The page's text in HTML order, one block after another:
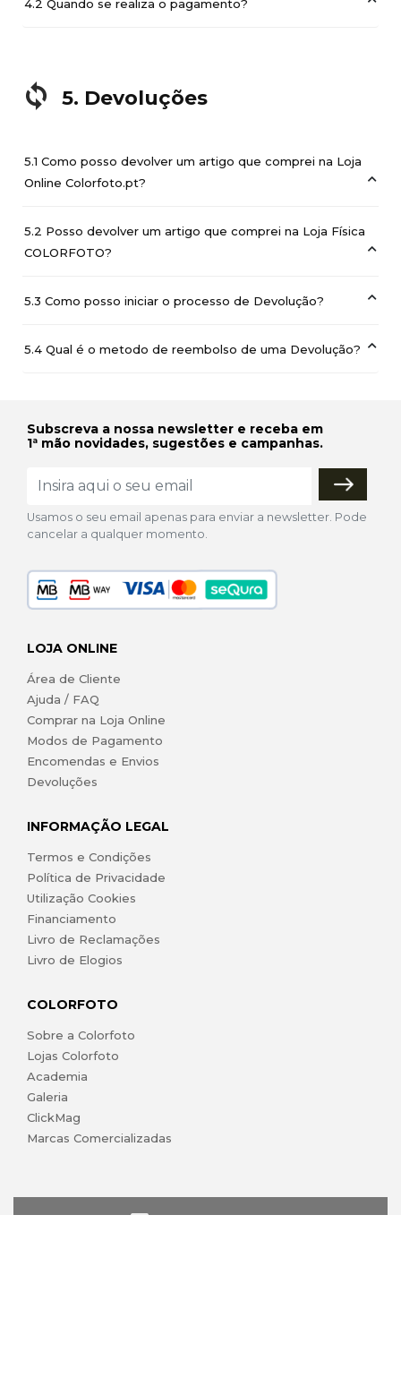
4.2 Quando se realiza o pagamento?
5. Devoluções
5.1 Como posso devolver um artigo que comprei na Loja
Online Colorfoto.pt?
5.2 Posso devolver um artigo que comprei na Loja Física
COLORFOTO?
5.3 Como posso iniciar o processo de Devolução?
5.4 Qual é o metodo de reembolso de uma Devolução?
Subscreva a nossa newsletter e receba em
1ª mão novidades, sugestões e campanhas.
Usamos o seu email apenas para enviar a newsletter. Pode
cancelar a qualquer momento.
LOJA ONLINE
Área de Cliente
Ajuda / FAQ
Comprar na Loja Online
Modos de Pagamento
Encomendas e Envios
Devoluções
INFORMAÇÃO LEGAL
Termos e Condições
Política de Privacidade
Utilização Cookies
Financiamento
Livro de Reclamações
Livro de Elogios
COLORFOTO
Sobre a Colorfoto
Lojas Colorfoto
Academia
Galeria
ClickMag
Marcas Comercializadas
lojaonline@colorfoto.pt